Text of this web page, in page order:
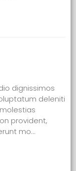
dignissimos
deleniti
provident,
mo...